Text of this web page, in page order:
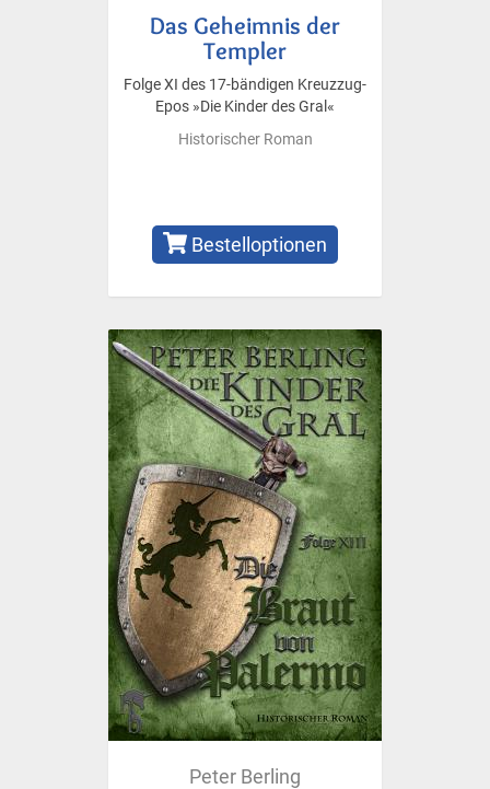
Das Geheimnis der
Templer
Folge XI des 17-bändigen Kreuzzug-
Epos »Die Kinder des Gral«
Historischer Roman
Bestelloptionen
Peter Berling